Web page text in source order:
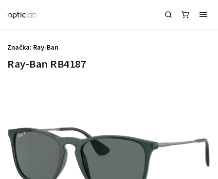
Ray-Ban RB4187
Značka: Ray-Ban